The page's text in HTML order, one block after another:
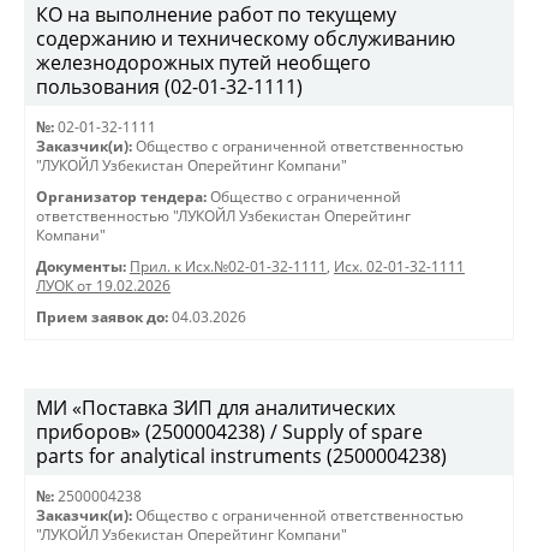
КО на выполнение работ по текущему
содержанию и техническому обслуживанию
железнодорожных путей необщего
пользования (02-01-32-1111)
№: 02-01-32-1111
Заказчик(и): Общество с ограниченной ответственностью
"ЛУКОЙЛ Узбекистан Оперейтинг Компани"
Организатор тендера: Общество с ограниченной
ответственностью "ЛУКОЙЛ Узбекистан Оперейтинг
Компани"
Документы: Прил. к Исх.№02-01-32-1111 , Исх. 02-01-32-1111
ЛУОК от 19.02.2026
Прием заявок до: 04.03.2026
МИ «Поставка ЗИП для аналитических
приборов» (2500004238) / Supply of spare
parts for analytical instruments (2500004238)
№: 2500004238
Заказчик(и): Общество с ограниченной ответственностью
"ЛУКОЙЛ Узбекистан Оперейтинг Компани"